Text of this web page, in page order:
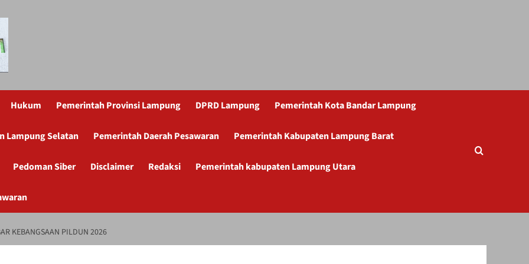
Hukum Pemerintah Provinsi Lampung DPRD Lampung Pemerintah Kota Bandar Lampung
Lampung Selatan Pemerintah Daerah Pesawaran Pemerintah Kabupaten Lampung Barat
Pedoman Siber Disclaimer Redaksi Pemerintah kabupaten Lampung Utara
KEBANGSAAN PILDUN 2026